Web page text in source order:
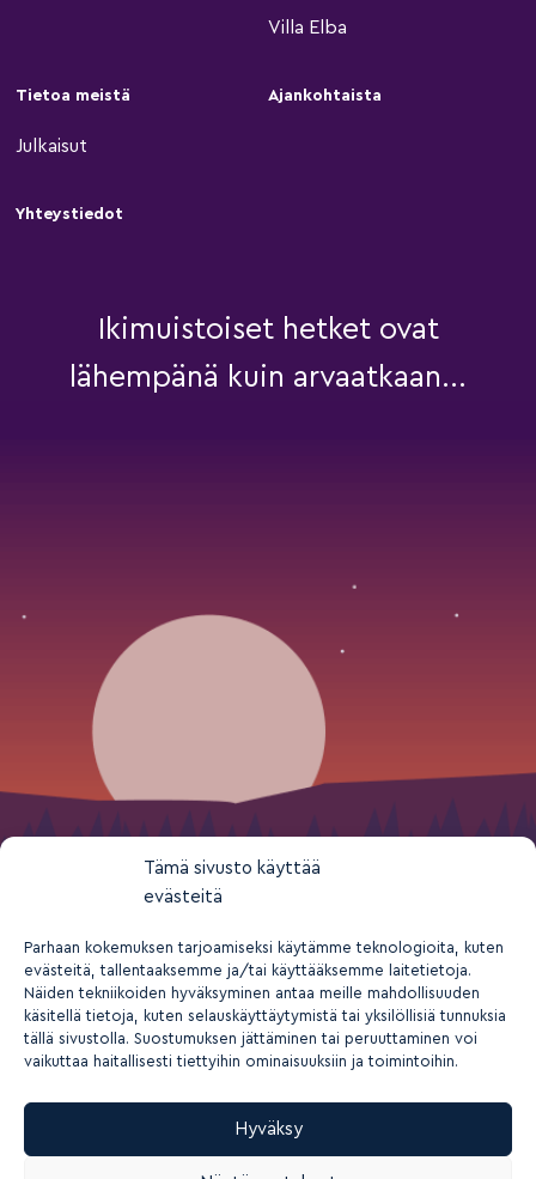
Tämä sivusto käyttää
evästeitä
Parhaan kokemuksen tarjoamiseksi käytämme teknologioita, kuten
evästeitä, tallentaaksemme ja/tai käyttääksemme laitetietoja.
Näiden tekniikoiden hyväksyminen antaa meille mahdollisuuden
käsitellä tietoja, kuten selauskäyttäytymistä tai yksilöllisiä tunnuksia
tällä sivustolla. Suostumuksen jättäminen tai peruuttaminen voi
vaikuttaa haitallisesti tiettyihin ominaisuuksiin ja toimintoihin.
Hyväksy
Villa Elba
Tietoa meistä
Julkaisut
Ajankohtaista
Yhteystiedot
Ikimuistoiset hetket ovat
lähempänä kuin arvaatkaan...
2026 © Suomen nuorisokeskusyhdistys ry